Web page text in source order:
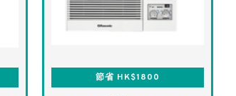
節省 HK$1800